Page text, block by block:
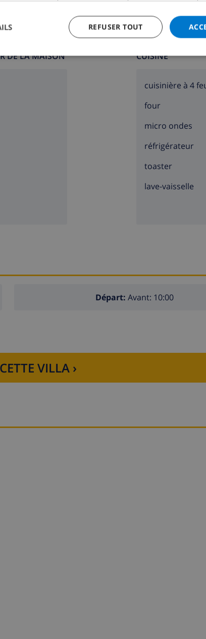
DE LA MAISON CUISINE
cuisinière à 4
four
micro ondes
réfrigérateur
toaster
lave-vaisselle
Départ: Avant: 10:00
VILLA ›
REFUSER TOUT